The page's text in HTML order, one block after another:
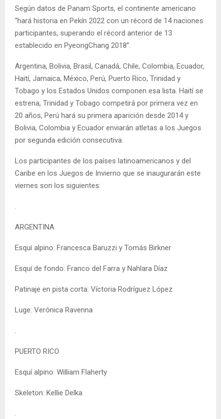
Según datos de Panam Sports, el continente americano
“hará historia en Pekín 2022 con un récord de 14 naciones
participantes, superando el récord anterior de 13
establecido en PyeongChang 2018”.
Argentina, Bolivia, Brasil, Canadá, Chile, Colombia, Ecuador,
Haití, Jamaica, México, Perú, Puerto Rico, Trinidad y
Tobago y los Estados Unidos componen esa lista. Haití se
estrena, Trinidad y Tobago competirá por primera vez en
20 años, Perú hará su primera aparición desde 2014 y
Bolivia, Colombia y Ecuador enviarán atletas a los Juegos
por segunda edición consecutiva.
Los participantes de los países latinoamericanos y del
Caribe en los Juegos de Invierno que se inaugurarán este
viernes son los siguientes:
.
ARGENTINA
Esquí alpino: Francesca Baruzzi y Tomás Birkner
Esquí de fondo: Franco del Farra y Nahlara Díaz
Patinaje en pista corta: Víctoria Rodríguez López
Luge: Verónica Ravenna
.
PUERTO RICO
Esquí alpino: William Flaherty
Skeleton: Kellie Delka
.